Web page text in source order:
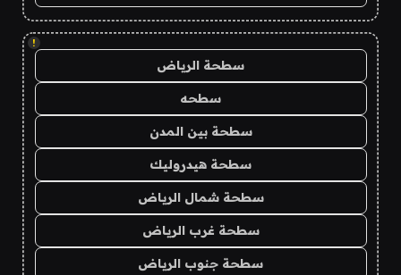
!
سطحة الرياض
سطحه
سطحة بين المدن
سطحة هيدروليك
سطحة شمال الرياض
سطحة غرب الرياض
سطحة جنوب الرياض